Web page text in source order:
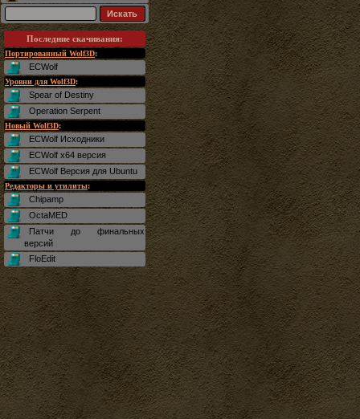
Последние скачивания:
Портированный Wolf3D:
ECWolf
Уровни для Wolf3D:
Spear of Destiny
Operation Serpent
Новый Wolf3D:
ECWolf Исходники
ECWolf x64 версия
ECWolf Версия для Ubuntu
Редакторы и утилиты:
Chipamp
OctaMED
Патчи до финальных
версий
FloEdit